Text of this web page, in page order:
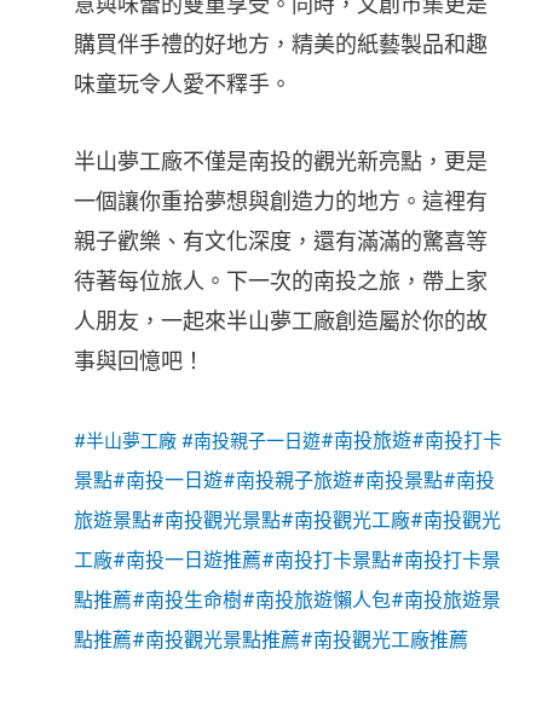
購買伴手禮的好地方，精美的紙藝製品和趣
味童玩令人愛不釋手。
半山夢工廠不僅是南投的觀光新亮點，更是
一個讓你重拾夢想與創造力的地方。這裡有
親子歡樂、有文化深度，還有滿滿的驚喜等
待著每位旅人。下一次的南投之旅，帶上家
人朋友，一起來半山夢工廠創造屬於你的故
事與回憶吧！
#半山夢工廠 #南投親子一日遊#南投旅遊#南投打卡
景點#南投一日遊#南投親子旅遊#南投景點#南投
旅遊景點#南投觀光景點#南投觀光工廠#南投觀光
工廠#南投一日遊推薦#南投打卡景點#南投打卡景
點推薦#南投生命樹#南投旅遊懶人包#南投旅遊景
點推薦#南投觀光景點推薦#南投觀光工廠推薦